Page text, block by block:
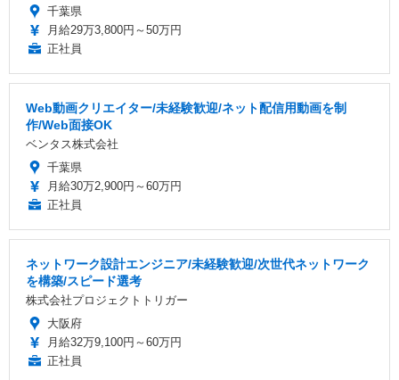
千葉県
月給29万3,800円～50万円
正社員
Web動画クリエイター/未経験歓迎/ネット配信用動画を制
作/Web面接OK
ベンタス株式会社
千葉県
月給30万2,900円～60万円
正社員
ネットワーク設計エンジニア/未経験歓迎/次世代ネットワーク
を構築/スピード選考
株式会社プロジェクトトリガー
大阪府
月給32万9,100円～60万円
正社員